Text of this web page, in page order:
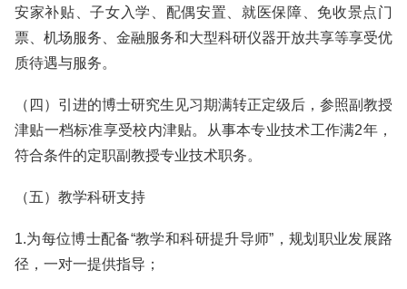
安家补贴、子女入学、配偶安置、就医保障、免收景点门
票、机场服务、金融服务和大型科研仪器开放共享等享受优
质待遇与服务。
（四）引进的博士研究生见习期满转正定级后，参照副教授
津贴一档标准享受校内津贴。从事本专业技术工作满2年，
符合条件的定职副教授专业技术职务。
（五）教学科研支持
1.为每位博士配备“教学和科研提升导师”，规划职业发展路
径，一对一提供指导；